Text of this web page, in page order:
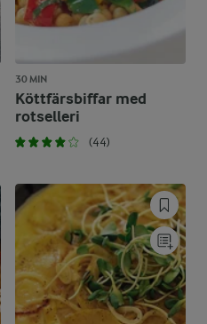
30 MIN
Köttfärsbiffar med
rotselleri
(44)